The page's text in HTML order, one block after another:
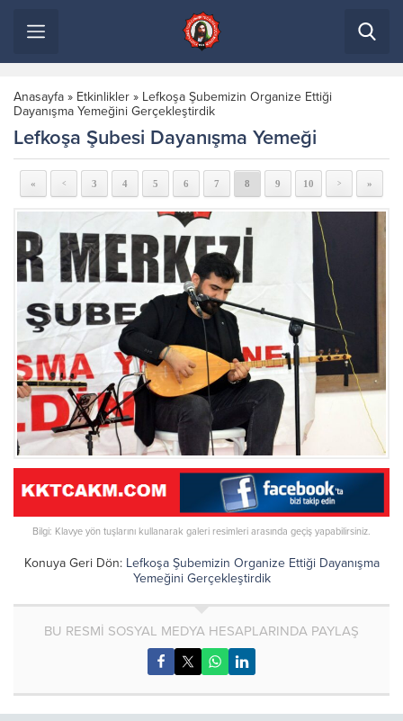
Anasayfa » Etkinlikler » Lefkoşa Şubemizin Organize Ettiği
Dayanışma Yemeğini Gerçekleştirdik
Lefkoşa Şubesi Dayanışma Yemeği
« < 3 4 5 6 7 8 9 10 > »
Bilgi: Klavye yön tuşlarını kullanarak galeri resimleri arasında geçiş yapabilirsiniz.
Konuya Geri Dön: Lefkoşa Şubemizin Organize Ettiği Dayanışma
Yemeğini Gerçekleştirdik
BU RESMİ SOSYAL MEDYA HESAPLARINDA PAYLAŞ